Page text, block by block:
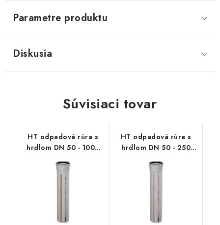
Podmienky ochrany osobných údajov
Obchodné podmienky požičovne náradia
Moja objednávka
Parametre produktu
Diskusia
Súvisiaci tovar
HT odpadová rúra s
hrdlom DN 50 - 1000
mm, HTEM
HT odpadová rúra s
hrdlom DN 50 - 250
mm, HTEM